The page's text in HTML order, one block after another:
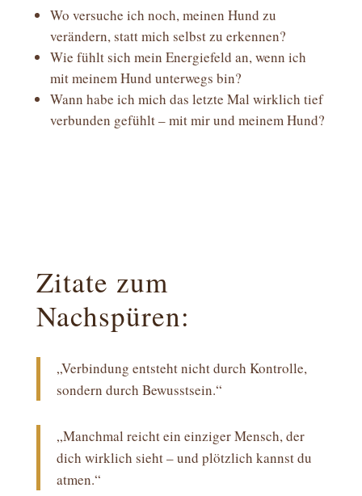
Wo versuche ich noch, meinen Hund zu
verändern, statt mich selbst zu erkennen?
Wie fühlt sich mein Energiefeld an, wenn ich
mit meinem Hund unterwegs bin?
Wann habe ich mich das letzte Mal wirklich tief
verbunden gefühlt – mit mir und meinem Hund?
Zitate zum
Nachspüren:
„Verbindung entsteht nicht durch Kontrolle,
sondern durch Bewusstsein.“
„Manchmal reicht ein einziger Mensch, der
dich wirklich sieht – und plötzlich kannst du
atmen.“